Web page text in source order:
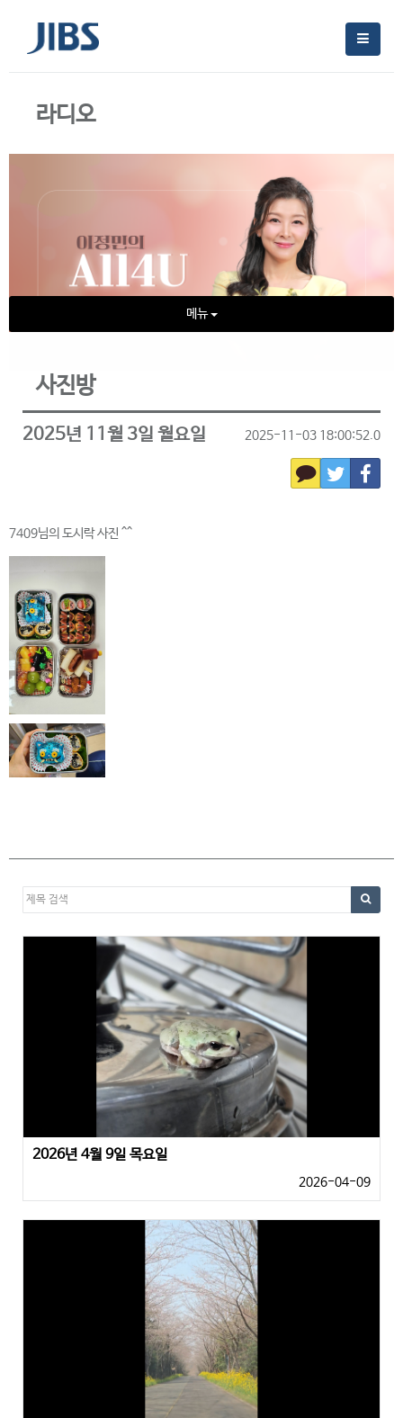
라디오
메뉴
사진방
2025년 11월 3일 월요일 2025-11-03 18:00:52.0
7409님의 도시락 사진 ^^
2026년 4월 9일 목요일
2026-04-09